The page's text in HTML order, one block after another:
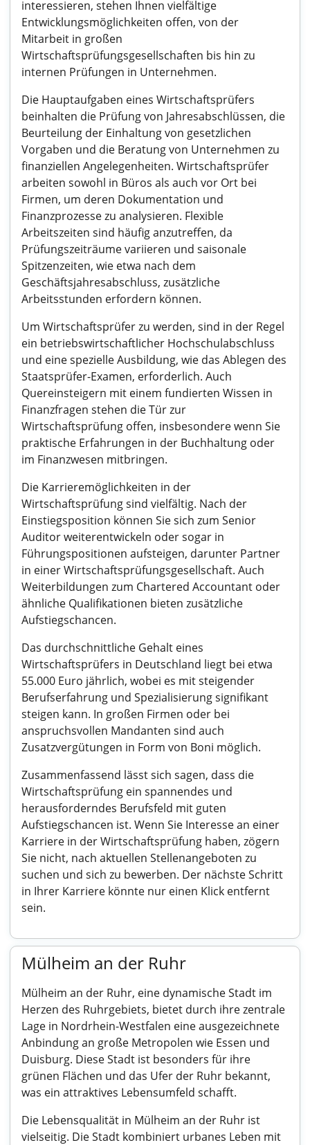
interessieren, stehen Ihnen vielfältige
Entwicklungsmöglichkeiten offen, von der
Mitarbeit in großen
Wirtschaftsprüfungsgesellschaften bis hin zu
internen Prüfungen in Unternehmen.
Die Hauptaufgaben eines Wirtschaftsprüfers
beinhalten die Prüfung von Jahresabschlüssen, die
Beurteilung der Einhaltung von gesetzlichen
Vorgaben und die Beratung von Unternehmen zu
finanziellen Angelegenheiten. Wirtschaftsprüfer
arbeiten sowohl in Büros als auch vor Ort bei
Firmen, um deren Dokumentation und
Finanzprozesse zu analysieren. Flexible
Arbeitszeiten sind häufig anzutreffen, da
Prüfungszeiträume variieren und saisonale
Spitzenzeiten, wie etwa nach dem
Geschäftsjahresabschluss, zusätzliche
Arbeitsstunden erfordern können.
Um Wirtschaftsprüfer zu werden, sind in der Regel
ein betriebswirtschaftlicher Hochschulabschluss
und eine spezielle Ausbildung, wie das Ablegen des
Staatsprüfer-Examen, erforderlich. Auch
Quereinsteigern mit einem fundierten Wissen in
Finanzfragen stehen die Tür zur
Wirtschaftsprüfung offen, insbesondere wenn Sie
praktische Erfahrungen in der Buchhaltung oder
im Finanzwesen mitbringen.
Die Karrieremöglichkeiten in der
Wirtschaftsprüfung sind vielfältig. Nach der
Einstiegsposition können Sie sich zum Senior
Auditor weiterentwickeln oder sogar in
Führungspositionen aufsteigen, darunter Partner
in einer Wirtschaftsprüfungsgesellschaft. Auch
Weiterbildungen zum Chartered Accountant oder
ähnliche Qualifikationen bieten zusätzliche
Aufstiegschancen.
Das durchschnittliche Gehalt eines
Wirtschaftsprüfers in Deutschland liegt bei etwa
55.000 Euro jährlich, wobei es mit steigender
Berufserfahrung und Spezialisierung signifikant
steigen kann. In großen Firmen oder bei
anspruchsvollen Mandanten sind auch
Zusatzvergütungen in Form von Boni möglich.
Zusammenfassend lässt sich sagen, dass die
Wirtschaftsprüfung ein spannendes und
herausforderndes Berufsfeld mit guten
Aufstiegschancen ist. Wenn Sie Interesse an einer
Karriere in der Wirtschaftsprüfung haben, zögern
Sie nicht, nach aktuellen Stellenangeboten zu
suchen und sich zu bewerben. Der nächste Schritt
in Ihrer Karriere könnte nur einen Klick entfernt
sein.
Mülheim an der Ruhr
Mülheim an der Ruhr, eine dynamische Stadt im
Herzen des Ruhrgebiets, bietet durch ihre zentrale
Lage in Nordrhein-Westfalen eine ausgezeichnete
Anbindung an große Metropolen wie Essen und
Duisburg. Diese Stadt ist besonders für ihre
grünen Flächen und das Ufer der Ruhr bekannt,
was ein attraktives Lebensumfeld schafft.
Die Lebensqualität in Mülheim an der Ruhr ist
vielseitig. Die Stadt kombiniert urbanes Leben mit